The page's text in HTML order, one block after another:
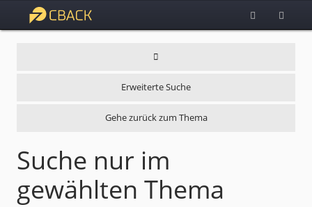
Erweiterte Suche
Gehe zurück zum Thema
Suche nur im
gewählten Thema